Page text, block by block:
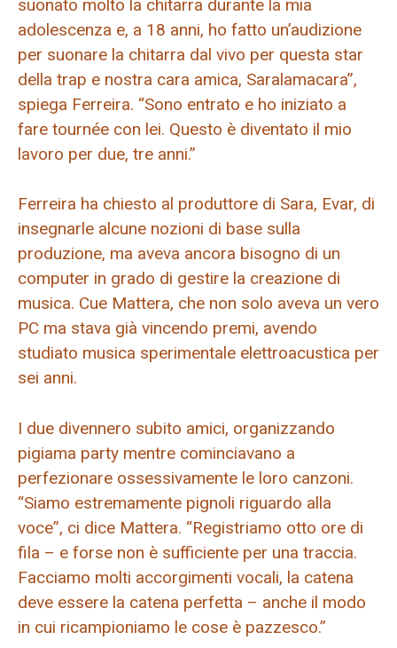
suonato molto la chitarra durante la mia
adolescenza e, a 18 anni, ho fatto un’audizione
per suonare la chitarra dal vivo per questa star
della trap e nostra cara amica, Saralamacara”,
spiega Ferreira. “Sono entrato e ho iniziato a
fare tournée con lei. Questo è diventato il mio
lavoro per due, tre anni.”
Ferreira ha chiesto al produttore di Sara, Evar, di
insegnarle alcune nozioni di base sulla
produzione, ma aveva ancora bisogno di un
computer in grado di gestire la creazione di
musica. Cue Mattera, che non solo aveva un vero
PC ma stava già vincendo premi, avendo
studiato musica sperimentale elettroacustica per
sei anni.
I due divennero subito amici, organizzando
pigiama party mentre cominciavano a
perfezionare ossessivamente le loro canzoni.
“Siamo estremamente pignoli riguardo alla
voce”, ci dice Mattera. “Registriamo otto ore di
fila – e forse non è sufficiente per una traccia.
Facciamo molti accorgimenti vocali, la catena
deve essere la catena perfetta – anche il modo
in cui ricampioniamo le cose è pazzesco.”